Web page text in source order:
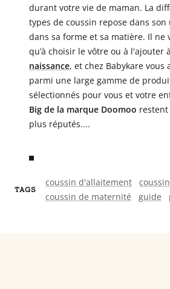
durant votre vie de maman. La
types de coussin repose dans
dans sa forme et sa matière. Il ne
qu’à choisir le vôtre ou à l'ajouter à
naissance, et chez Babykare vous
parmi une large gamme de
sélectionnés pour vous et votre
Big de la marque Doomoo
plus réputés....
TAGS
coussin d'allaitement
coussin de maternité
guide